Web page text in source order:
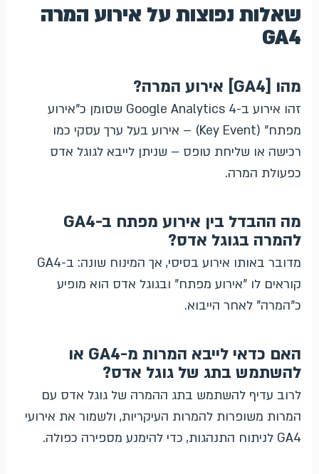
שאלות נפוצות על אירוע המרה
GA4
מהו [GA4] אירוע המרה?
זהו אירוע ב-Google Analytics 4 שסומן כ"אירוע
מפתח" (Key Event) – אירוע בעל ערך עסקי כמו
רכישה או שליחת טופס – שניתן לייבא לגוגל אדס
כפעולת המרה.
מה ההבדל בין אירוע מפתח ב-GA4
להמרה בגוגל אדס?
מדובר באותו אירוע בסיסי, אך המינוח שונה: ב-GA4
קוראים לו "אירוע מפתח" ובגוגל אדס הוא מופיע
כ"המרה" לאחר הייבוא.
האם כדאי לייבא המרות מ-GA4 או
להשתמש בתג של גוגל אדס?
לרוב עדיף להשתמש בתג ההמרה של גוגל אדס עם
המרות משופרות להמרות העיקריות, ולשמור את אירועי
GA4 לניתוח התנהגות, כדי להימנע מספירה כפולה.